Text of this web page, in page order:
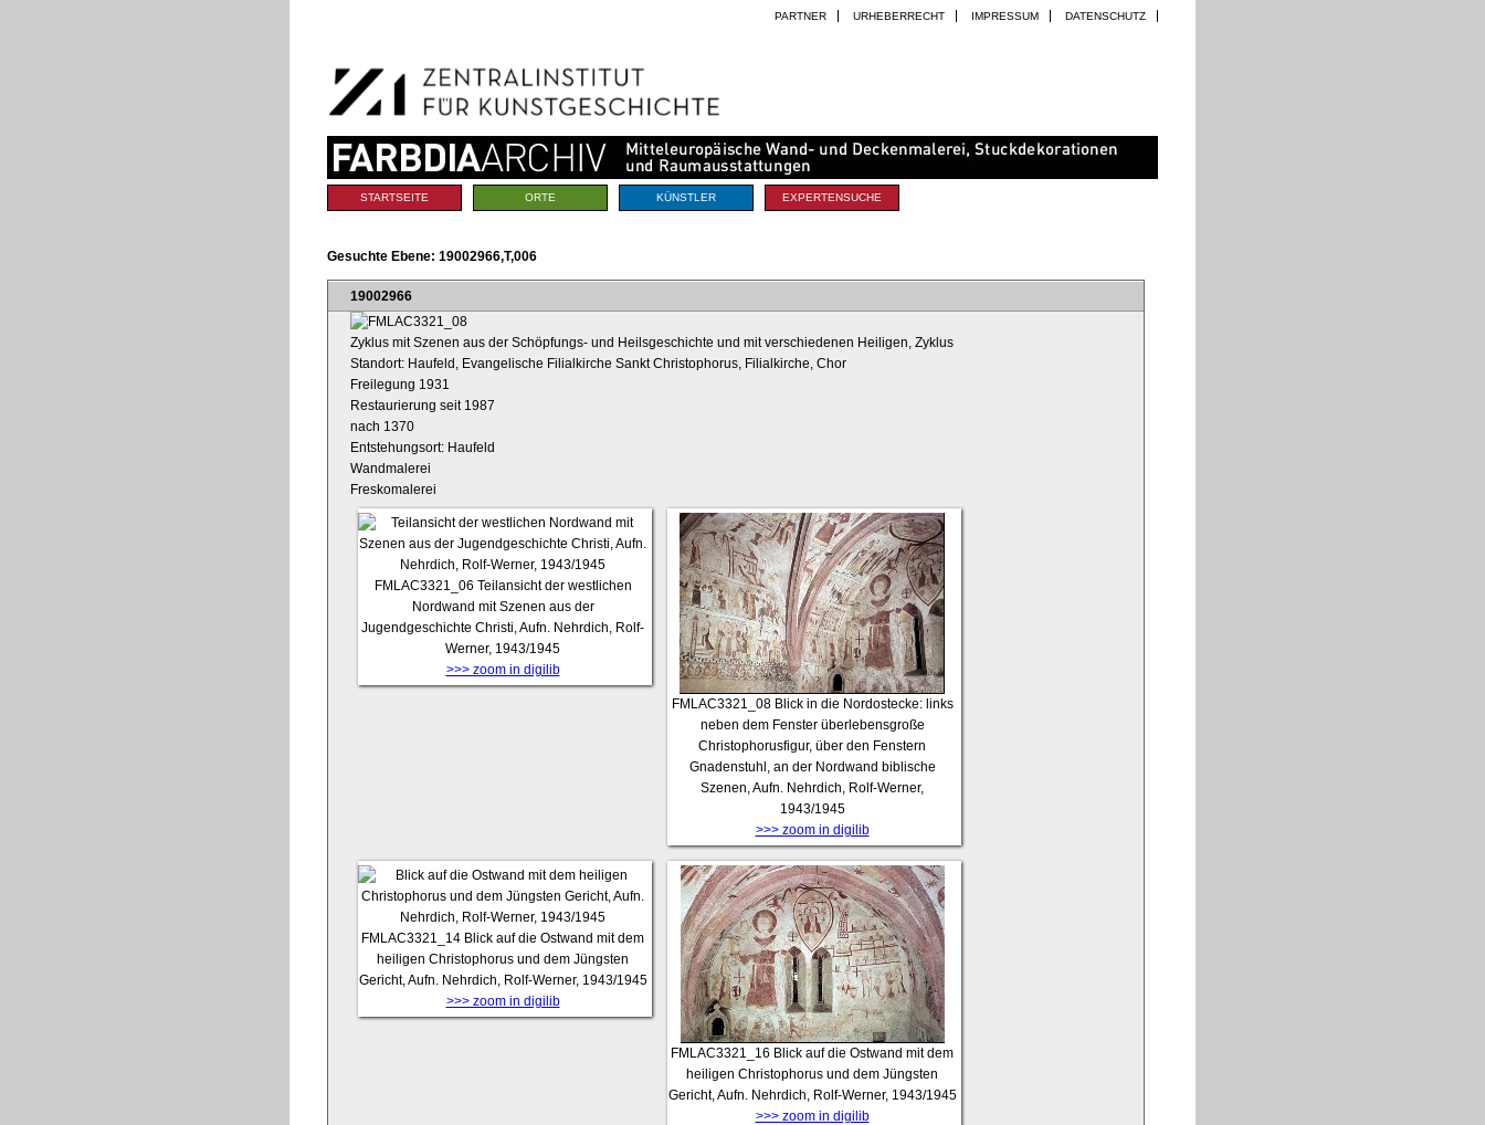
Navigation
PARTNER URHEBERRECHT IMPRESSUM DATENSCHUTZ
Sektionen
STARTSEITE ORTE KÜNSTLER EXPERTENSUCHE
Gesuchte Ebene: 19002966,T,006
19002966
Zyklus mit Szenen aus der Schöpfungs- und Heilsgeschichte und mit verschiedenen Heiligen, Zyklus
Standort: Haufeld, Evangelische Filialkirche Sankt Christophorus, Filialkirche, Chor
Freilegung 1931
Restaurierung seit 1987
nach 1370
Entstehungsort: Haufeld
Wandmalerei
Freskomalerei
FMLAC3321_06 Teilansicht der westlichen
Nordwand mit Szenen aus der
Jugendgeschichte Christi, Aufn. Nehrdich, Rolf-
Werner, 1943/1945
>>> zoom in digilib
FMLAC3321_08 Blick in die Nordostecke: links
neben dem Fenster überlebensgroße
Christophorusfigur, über den Fenstern
Gnadenstuhl, an der Nordwand biblische
Szenen, Aufn. Nehrdich, Rolf-Werner,
1943/1945
>>> zoom in digilib
FMLAC3321_14 Blick auf die Ostwand mit dem
heiligen Christophorus und dem Jüngsten
Gericht, Aufn. Nehrdich, Rolf-Werner, 1943/1945
>>> zoom in digilib
FMLAC3321_16 Blick auf die Ostwand mit dem
heiligen Christophorus und dem Jüngsten
Gericht, Aufn. Nehrdich, Rolf-Werner, 1943/1945
>>> zoom in digilib